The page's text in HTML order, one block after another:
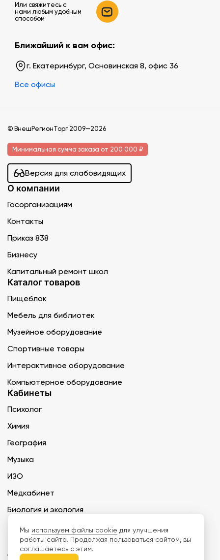
Или свяжитесь c
нами любым удобным
способом
Ближайший к вам офис:
г. Екатеринбург, Основинская 8, офис 36
Все офисы
© ВнешРегионТорг 2009—2026
Минимальная сумма заказа от 200 000 ₽
Версия для слабовидящих
О компании
Госорганизациям
Контакты
Приказ 838
Бизнесу
Капитальный ремонт школ
Каталог товаров
Пищеблок
Мебель для библиотек
Музейное оборудование
Спортивные товары
Интерактивное оборудование
Компьютерное оборудование
Кабинеты
Психолог
Химия
География
Музыка
ИЗО
Медкабинет
Биология и экология
Технология
ООО «Дети наше будущее» ИНН 6671165273 ОГРН 1216600030250 КПП
Мы используем файлы cookie для улучшения
работы сайта. Продолжая пользоваться сайтом, вы
соглашаетесь с этим.